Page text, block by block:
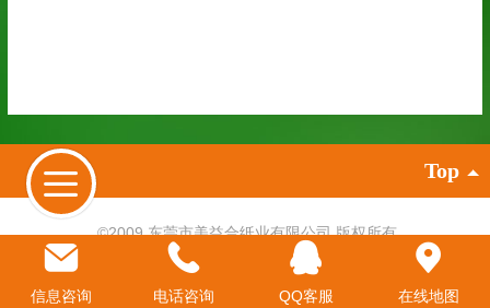
Top
©2009 东莞市美益合纸业有限公司 版权所有
牛皮纸厂家
牛卡纸
白牛皮纸
进口牛皮纸,食品级牛卡纸,淋膜牛皮纸
信息咨询 电话咨询 QQ客服 在线地图